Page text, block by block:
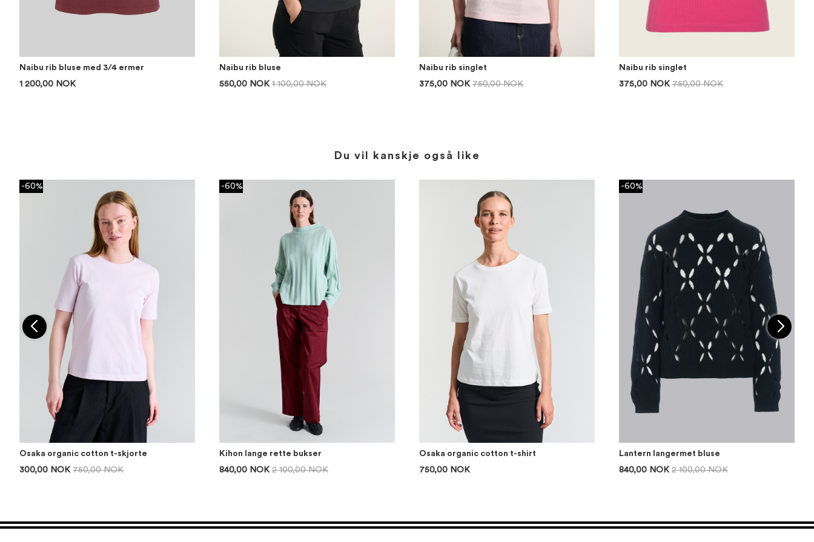
Naibu rib bluse med 3/4 ermer
1 200,00 NOK
Naibu rib bluse
550,00 NOK 1 100,00 NOK
Naibu rib singlet
375,00 NOK 750,00 NOK
Naibu rib singlet
375,00 NOK 750,00 NOK
Du vil kanskje også like
-60%
Osaka organic cotton t-skjorte
300,00 NOK 750,00 NOK
-60%
Kihon lange rette bukser
840,00 NOK 2 100,00 NOK
Osaka organic cotton t-shirt
750,00 NOK
-60%
Lantern langermet bluse
840,00 NOK 2 100,00 NOK